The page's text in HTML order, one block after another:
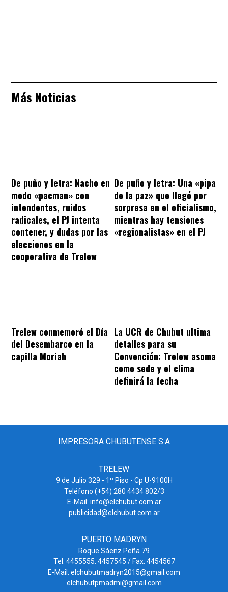
Más Noticias
De puño y letra: Nacho en
modo «pacman» con
intendentes, ruidos
radicales, el PJ intenta
contener, y dudas por las
elecciones en la
cooperativa de Trelew
De puño y letra: Una «pipa
de la paz» que llegó por
sorpresa en el oficialismo,
mientras hay tensiones
«regionalistas» en el PJ
Trelew conmemoró el Día
del Desembarco en la
capilla Moriah
La UCR de Chubut ultima
detalles para su
Convención: Trelew asoma
como sede y el clima
definirá la fecha
IMPRESORA CHUBUTENSE S.A
TRELEW
9 de Julio 329 - 1º Piso - Cp U-9100H
Teléfono (+54) 280 4434 802/3
E-Mail: info@elchubut.com.ar
publicidad@elchubut.com.ar
PUERTO MADRYN
Roque Sáenz Peña 79
Tel: 4455555. 4457545 / Fax: 4454567
E-Mail: elchubutmadryn2015@gmail.com
elchubutpmadmi@gmail.com